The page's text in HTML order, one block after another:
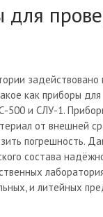
для
задействовано
как приборы для
500 и СЛУ-1.
от внешней
погрешность.
состава
и литейных